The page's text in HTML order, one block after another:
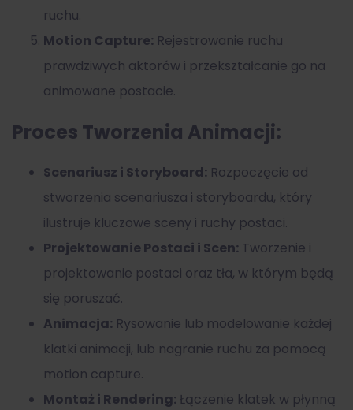
ruchu.
Motion Capture: Rejestrowanie ruchu
prawdziwych aktorów i przekształcanie go na
animowane postacie.
Proces Tworzenia Animacji:
Scenariusz i Storyboard: Rozpoczęcie od
stworzenia scenariusza i storyboardu, który
ilustruje kluczowe sceny i ruchy postaci.
Projektowanie Postaci i Scen: Tworzenie i
projektowanie postaci oraz tła, w którym będą
się poruszać.
Animacja: Rysowanie lub modelowanie każdej
klatki animacji, lub nagranie ruchu za pomocą
motion capture.
Montaż i Rendering: Łączenie klatek w płynną